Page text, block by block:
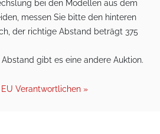
bei den Modellen aus dem
messen Sie bitte den hinteren
der richtige Abstand beträgt 375
gibt es eine andere Auktion.
Verantwortlichen »